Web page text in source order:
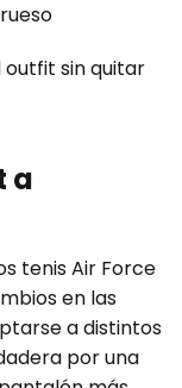
sin quitar
a
tenis Air Force
en las
a distintos
por una